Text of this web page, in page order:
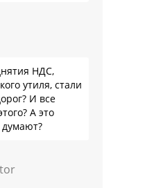
НДС,
утиля, стали
И все
А это
думают?